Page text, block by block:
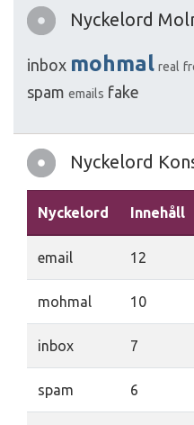
Nyckelord
inbox mohmal real
spam emails fake
Nyckelord
Nyckelord Innehåll
email 12
mohmal 10
inbox 7
spam 6